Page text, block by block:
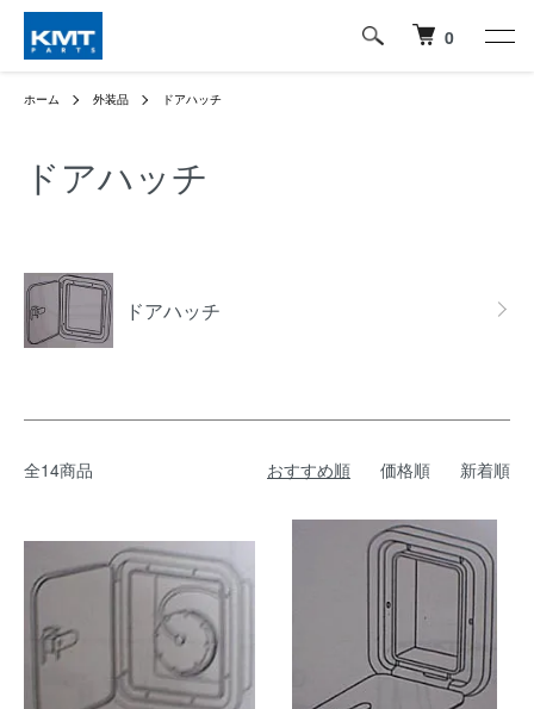
0
ホーム 外装品 ドアハッチ
ドアハッチ
ドアハッチ
全14商品 おすすめ順 価格順 新着順